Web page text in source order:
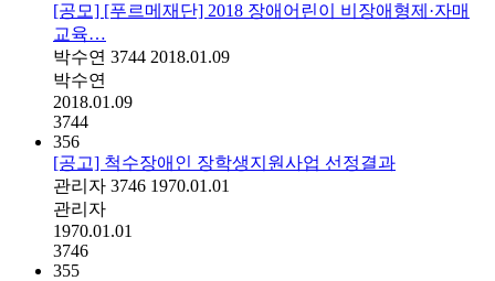
[공모] [푸르메재단] 2018 장애어린이 비장애형제·자매
교육…
박수연 3744 2018.01.09
박수연
2018.01.09
3744
356
[공고] 척수장애인 장학생지원사업 선정결과
관리자 3746 1970.01.01
관리자
1970.01.01
3746
355